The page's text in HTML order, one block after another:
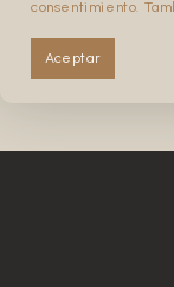
consentimiento.
Aceptar